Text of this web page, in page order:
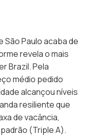
São Paulo acaba de
revela o mais
Brazil. Pela
médio pedido
alcançou níveis
resiliente que
de vacância,
(Triple A).